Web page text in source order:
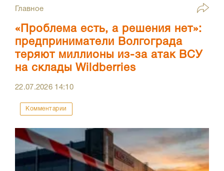
Главное
«Проблема есть, а решения нет»:
предприниматели Волгограда
теряют миллионы из-за атак ВСУ
на склады Wildberries
22.07.2026 14:10
Комментарии